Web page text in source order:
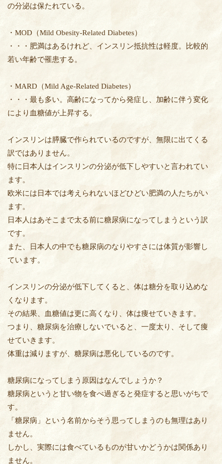
の分泌は保たれている。
・MOD（Mild Obesity-Related Diabetes）
・・・肥満はあるけれど、インスリン抵抗性は軽度。比較的
若い年齢で罹患する。
・MARD（Mild Age-Related Diabetes）
・・・最も多い。高齢になってから発症し、加齢に伴う変化
により血糖値が上昇する。
インスリンは膵臓で作られているのですが、無限に出てくる
訳ではありません。
特に日本人はインスリンの分泌が低下しやすいと言われてい
ます。
欧米には日本では考えられないほどひどい肥満の人たちがい
ます。
日本人はあそこまで太る前に糖尿病になってしまうという訳
です。
また、日本人の中でも糖尿病のなりやすさには体質が影響し
ています。
インスリンの分泌が低下してくると、体は糖分を取り込めな
くなります。
その結果、血糖値は更に高くなり、体は痩せていきます。
つまり、糖尿病を治療しないでいると、一度太り、そして痩
せていきます。
体重は減りますが、糖尿病は悪化しているのです。
糖尿病になってしまう原因はなんでしょうか？
糖尿病というと甘い物を食べ過ぎると発症すると思いがちで
す。
「糖尿病」という名前からそう思ってしまうのも無理はあり
ません。
しかし、実際には食べているものが甘いかどうかは関係あり
ません。